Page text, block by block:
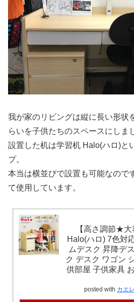
我が家のリビングは縦に長い形状
らいを子供たちのスペースにしま
設置した机は学習机 Halo(ハロ)と
プ。
本当は横並びで設置も可能なので
て使用しています。
【高さ調節★
Halo(ハロ) 7色対
ムデスク 昇降デ
ク デスク ワゴン
供部屋 子供家具
posted with カエ